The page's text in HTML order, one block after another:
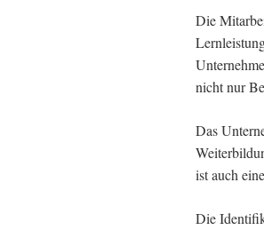
Die
nicht nur
Das
ist auch
Die